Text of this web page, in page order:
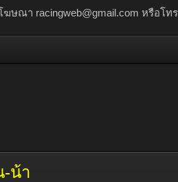
ฆษณา racingweb@gmail.com หรือโท
-น้า